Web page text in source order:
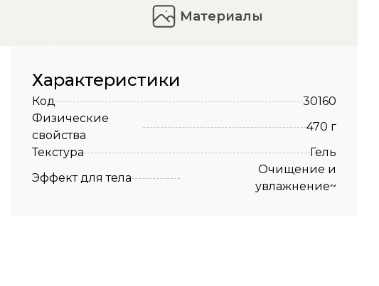
материалы
Характеристики
Код
30160
Физические
свойства
470 г
Текстура
Гель
Эффект для тела
Очищение и
увлажнение~